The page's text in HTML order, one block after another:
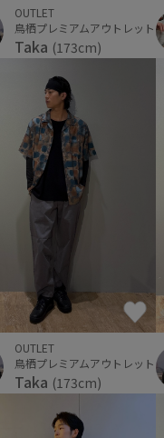
OUTLET
鳥栖プレミアムアウトレット
Taka (173cm)
OUTLET
鳥栖プレミアムアウトレット
Taka (173cm)